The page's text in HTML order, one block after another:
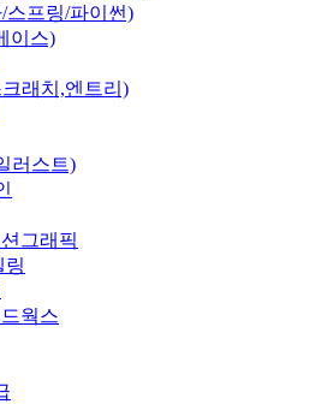
스프링/파이썬)
이스)
래치,엔트리)
러스트)
그래픽
링
웍스